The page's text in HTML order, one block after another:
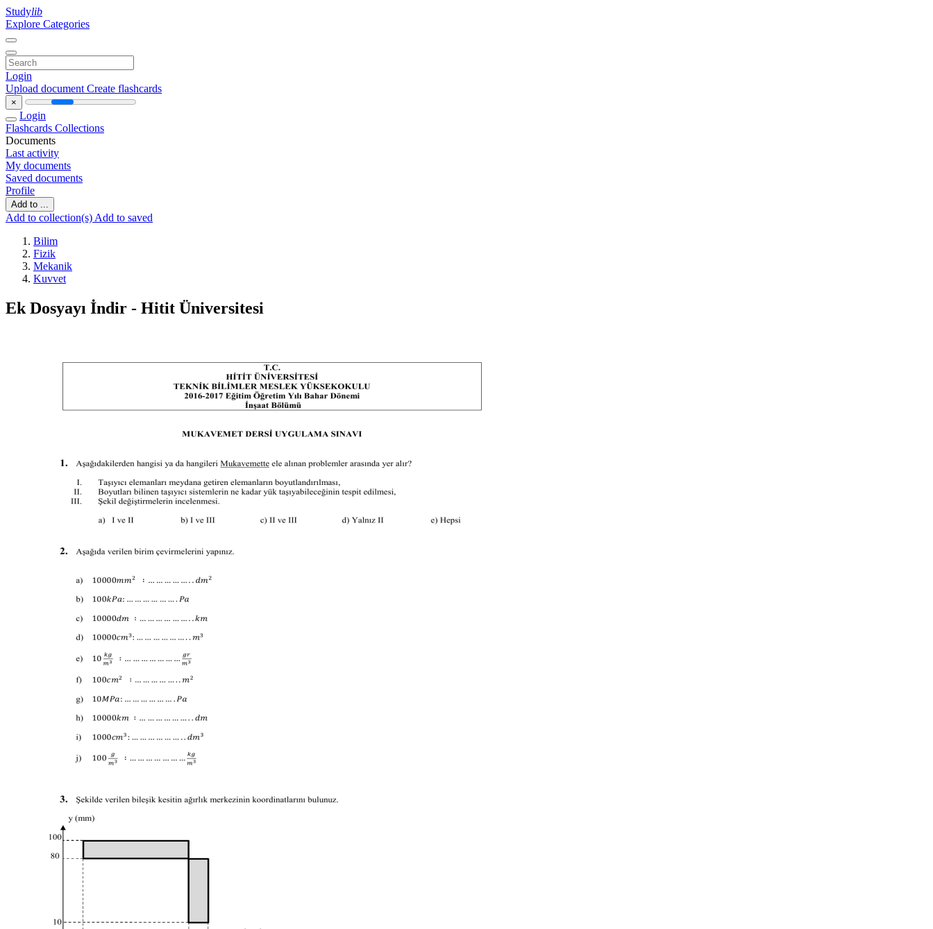
Studylib
Explore Categories
Login
Upload document Create flashcards
×
Login
Flashcards Collections
Documents
Last activity
My documents
Saved documents
Profile
Add to ...
Add to collection(s) Add to saved
Bilim
Fizik
Mekanik
Kuvvet
Ek Dosyayı İndir - Hitit Üniversitesi